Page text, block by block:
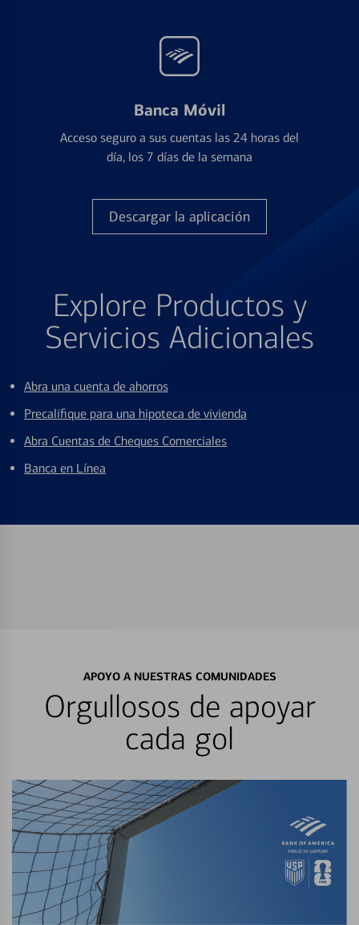
Banca Móvil
Acceso seguro a sus cuentas las 24 horas del
día, los 7 días de la semana
Descargar la aplicación
Explore Productos y
Servicios Adicionales
Abra una cuenta de ahorros
Precalifique para una hipoteca de vivienda
Abra Cuentas de Cheques Comerciales
Banca en Línea
APOYO A NUESTRAS COMUNIDADES
Orgullosos de apoyar
cada gol